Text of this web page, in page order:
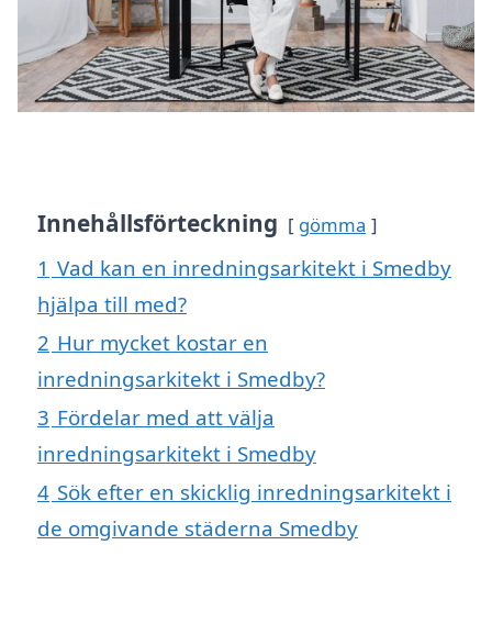
Innehållsförteckning gömma
1 Vad kan en inredningsarkitekt i Smedby
hjälpa till med?
2 Hur mycket kostar en
inredningsarkitekt i Smedby?
3 Fördelar med att välja
inredningsarkitekt i Smedby
4 Sök efter en skicklig inredningsarkitekt i
de omgivande städerna Smedby